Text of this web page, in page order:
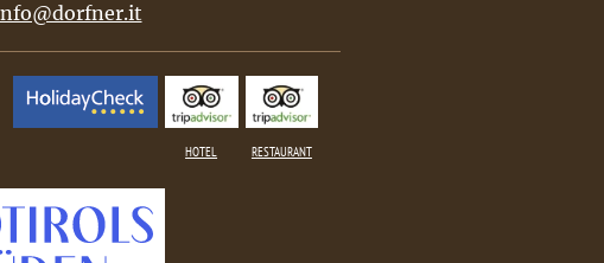
HOTEL RESTAURANT